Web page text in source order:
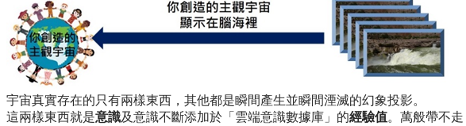
宇宙真實存在的只有兩樣東西，其他都是瞬間產生並瞬間湮滅的幻象投影。
這兩樣東西就是意識及意識不斷添加於「雲端意識數據庫」的經驗值。萬般帶不